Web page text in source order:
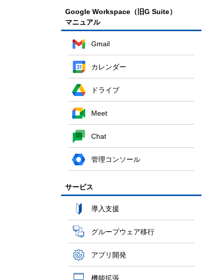
Google Workspace（旧G Suite）
マニュアル
Gmail
カレンダー
ドライブ
Meet
Chat
管理コンソール
サービス
導入支援
グループウェア移行
アプリ開発
機能拡張